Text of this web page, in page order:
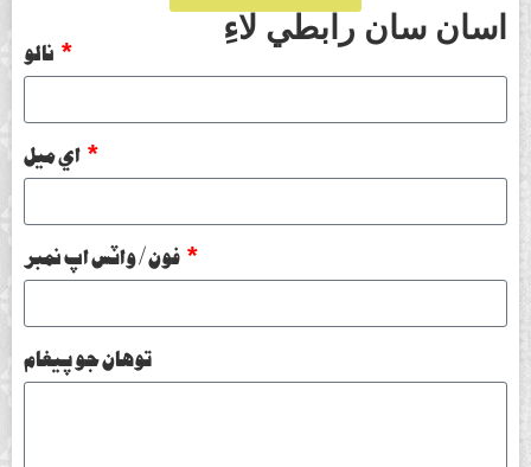
اسان سان رابطي لاءِ
توهان جو پيغام